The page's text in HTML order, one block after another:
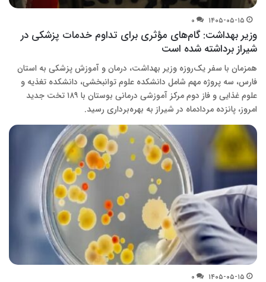
۱۴۰۵-۰۵-۱۵ ۰
وزیر بهداشت: گام‌های مؤثری برای تداوم خدمات پزشکی در
شیراز برداشته شده است
همزمان با سفر یک‌روزه وزیر بهداشت، درمان و آموزش پزشکی به استان
فارس، سه پروژه مهم شامل دانشکده علوم توانبخشی، دانشکده تغذیه و
علوم غذایی و فاز دوم مرکز آموزشی درمانی بوستان با ۱۸۹ تخت جدید
امروز، پانزده مردادماه در شیراز به بهره‌برداری رسید.
۱۴۰۵-۰۵-۱۵ ۰